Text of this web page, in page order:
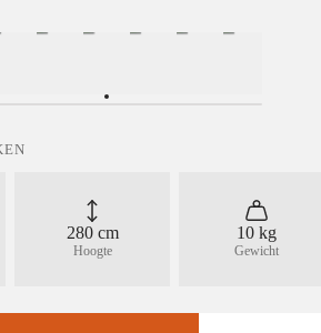
280 cm
Hoogte
10 kg
Gewicht